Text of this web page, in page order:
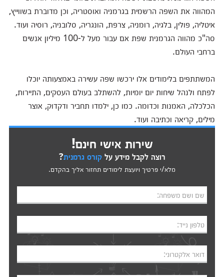
המהווה את השפה הרשמית בגרמניה ואוסטריה, וכן מדוברת בשווייץ,
איטליה, פולין, בלגיה, רומניה, צרפת, הונגריה, סלובניה, רוסיה ועוד.
סה"כ מהווה הגרמנית שפת אם עבור מעל ל-100 מיליון אנשים
ברחבי העולם.
המשתתפים בלימודים אלו ירכשו שפה עשירה באמצעותה יוכלו
לפתח ולנהל שיחות יום יומיות, להשתלב בעולם העסקים, התיירות,
הכלכלה, האמנות וכדומה. כמו כן, ילמדו תחביר ודקדוק, אוצר
מילים, קריאה וכתיבה ועוד.
שירות אישי חינם!
רוצה לקבל מידע עלקורס גרמנית?
מלא/י פרטיך ויועצת לימודים תחזור אליך בהקדם.
שם ושם משפחה:
טלפון נייד:
דואר אלקטרוני: